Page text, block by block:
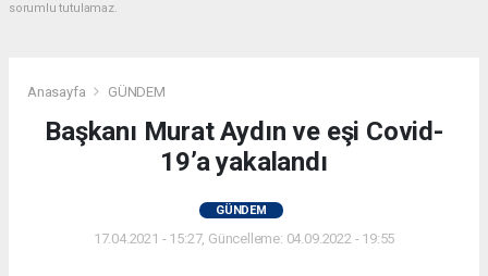
sorumlu tutulamaz.
Anasayfa GÜNDEM
Başkanı Murat Aydın ve eşi Covid-
19’a yakalandı
GÜNDEM
17.04.2021 - 15:27, Güncelleme: 04.09.2022 - 19:55